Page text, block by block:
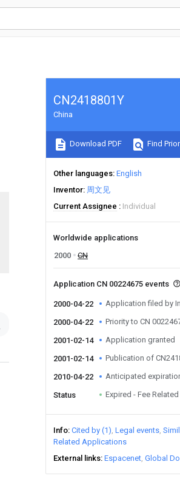
CN2418801Y
China
Download PDF Find
Other languages English
Inventor 周文见
Current Assignee
Individual
Worldwide applications
2000
CN
Application CN 00224675 events
2000-04-22 Application filed by
2000-04-22 Priority to CN
2001-02-14 Application granted
2001-02-14 Publication of
2010-04-22 Anticipated
Status Expired - Fee Related
Info Cited by (1) Legal events
Related Applications
External links Espacenet Global